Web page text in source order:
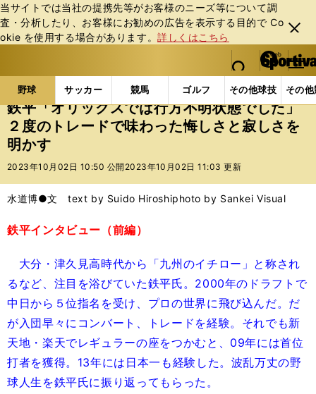
当サイトでは当社の提携先等がお客様のニーズ等について調
査・分析したり、お客様にお勧めの広告を表⽰する⽬的で Co
okie を使⽤する場合があります。詳しくはこちら
閉じ
る
web Sportiva (webスポルティーバ)
検索
マイペ
ー
ジ
メニュ
野球 サッカー 競馬 ゴルフ その他球技 その
b
ス
ポ
ル
テ
ー
バ
野球の記事一覧 プロ野球 鉄平「オリックスでは行
鉄平「オリックスでは行方不明状態でした」
２度のトレードで味わった悔しさと寂しさを
明かす
2023年10月02日 10:50 公開 2023年10月02日 11:03 更新
水道博●文 text by Suido Hiroshiphoto by Sankei Visual
鉄平インタビュー（前編）
大分・津久見高時代から「九州のイチロー」と称され
るなど、注目を浴びていた鉄平氏。2000年のドラフトで
中日から５位指名を受け、プロの世界に飛び込んだ。だ
が入団早々にコンバート、トレードを経験。それでも新
天地・楽天でレギュラーの座をつかむと、09年には首位
打者を獲得。13年には日本一も経験した。波乱万丈の野
球人生を鉄平氏に振り返ってもらった。